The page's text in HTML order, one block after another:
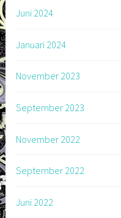
Juni 2024
Januari 2024
November 2023
September 2023
November 2022
September 2022
Juni 2022